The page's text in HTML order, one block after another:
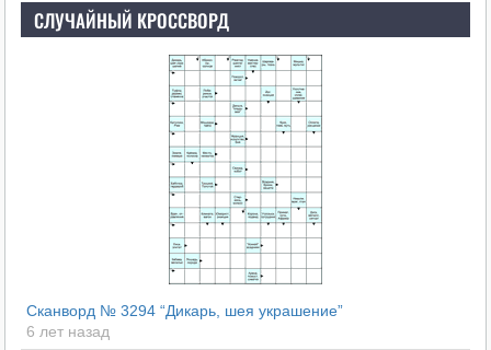
СЛУЧАЙНЫЙ КРОССВОРД
Сканворд № 3294 “Дикарь, шея украшение”
6 лет назад